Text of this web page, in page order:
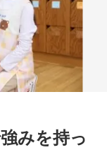
みを持っ